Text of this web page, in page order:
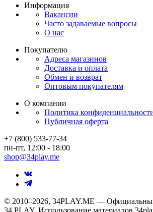
Информация
Вакансии
Часто задаваемые вопросы
О нас
Покупателю
Адреса магазинов
Доставка и оплата
Обмен и возврат
Оптовым покупателям
О компании
Политика
Публичная оферта
+7 (800) 533-77-34
пн-пт, 12:00 - 18:00
shop@34play.me
© 2010–2026, 34PLAY.ME —
34 PLAY. Использование материалов